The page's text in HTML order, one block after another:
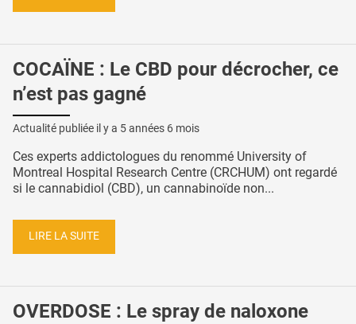
COCAÏNE : Le CBD pour décrocher, ce
n’est pas gagné
Actualité publiée il y a 5 années 6 mois
Ces experts addictologues du renommé University of
Montreal Hospital Research Centre (CRCHUM) ont regardé
si le cannabidiol (CBD), un cannabinoïde non...
LIRE LA SUITE
OVERDOSE : Le spray de naloxone